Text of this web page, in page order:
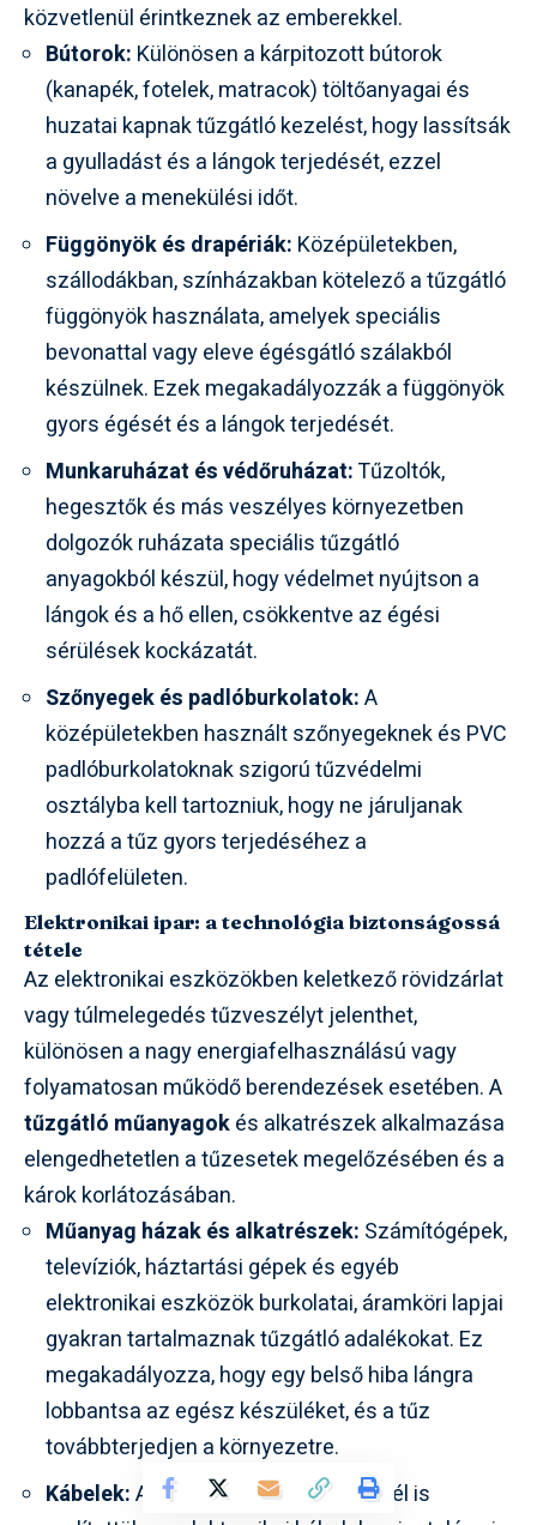
közvetlenül érintkeznek az emberekkel.
Bútorok: Különösen a kárpitozott bútorok
(kanapék, fotelek, matracok) töltőanyagai és
huzatai kapnak tűzgátló kezelést, hogy lassítsák
a gyulladást és a lángok terjedését, ezzel
növelve a menekülési időt.
Függönyök és drapériák: Középületekben,
szállodákban, színházakban kötelező a tűzgátló
függönyök használata, amelyek speciális
bevonattal vagy eleve égésgátló szálakból
készülnek. Ezek megakadályozzák a függönyök
gyors égését és a lángok terjedését.
Munkaruházat és védőruházat:Tűzoltók,
hegesztők és más veszélyes környezetben
dolgozók ruházata speciális tűzgátló
anyagokból készül, hogy védelmet nyújtson a
lángok és a hő ellen, csökkentve az égési
sérülések kockázatát.
Szőnyegek és padlóburkolatok:A
középületekben használt szőnyegeknek és PVC
padlóburkolatoknak szigorú tűzvédelmi
osztályba kell tartozniuk, hogy ne járuljanak
hozzá a tűz gyors terjedéséhez a
padlófelületen.
Elektronikai ipar: a technológia biztonságossá
tétele
Az elektronikai eszközökben keletkező rövidzárlat
vagy túlmelegedés tűzveszélyt jelenthet,
különösen a nagy energiafelhasználású vagy
folyamatosan működő berendezések esetében. A
tűzgátló műanyagokés alkatrészek alkalmazása
elengedhetetlen a tűzesetek megelőzésében és a
károk korlátozásában.
Műanyag házak és alkatrészek: Számítógépek,
televíziók, háztartási gépek és egyéb
elektronikai eszközök burkolatai, áramköri lapjai
gyakran tartalmaznak tűzgátló adalékokat. Ez
megakadályozza, hogy egy belső hiba lángra
lobbantsa az egész készüléket, és a tűz
továbbterjedjen a környezetre.
Kábelek:Ahogy az épületgépészetnél is